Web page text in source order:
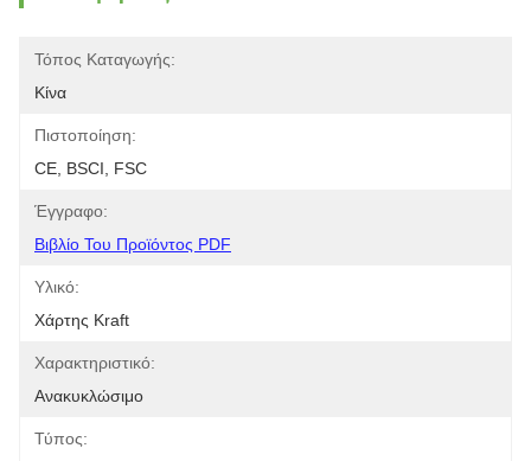
Τόπος Καταγωγής:
Κίνα
Πιστοποίηση:
CE, BSCI, FSC
Έγγραφο:
Βιβλίο Του Προϊόντος PDF
Υλικό:
Χάρτης Kraft
Χαρακτηριστικό:
Ανακυκλώσιμο
Τύπος: